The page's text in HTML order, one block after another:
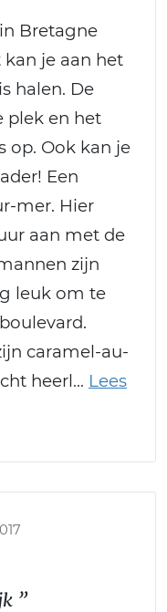
Bretagne
je aan het
halen. De
plek en het
op. Ook kan je
Een
mer. Hier
aan met de
zijn
leuk om te
caramel-au-
heerl
”